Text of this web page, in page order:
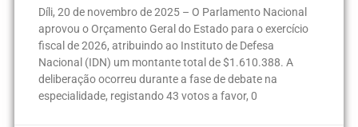
Díli, 20 de novembro de 2025 – O Parlamento Nacional
aprovou o Orçamento Geral do Estado para o exercício
fiscal de 2026, atribuindo ao Instituto de Defesa
Nacional (IDN) um montante total de $1.610.388. A
deliberação ocorreu durante a fase de debate na
especialidade, registando 43 votos a favor, 0